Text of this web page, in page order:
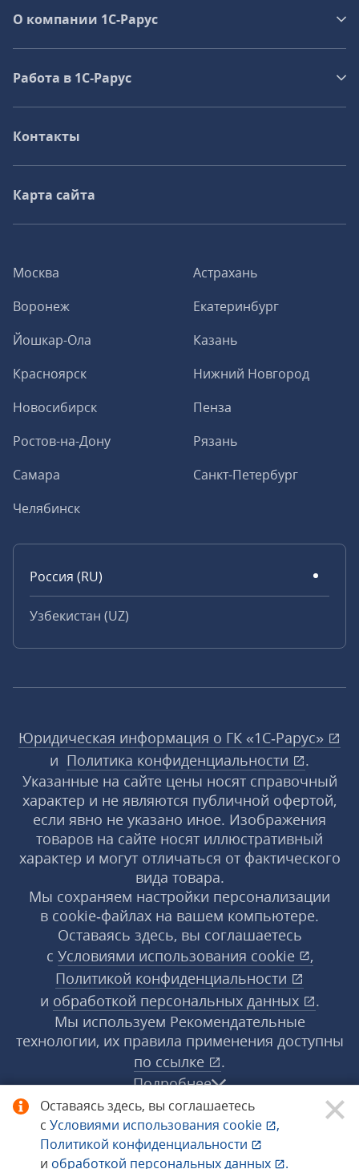
Оставаясь здесь, вы соглашаетесь
с Условиями использования cookie
,
Политикой конфиденциальности
и обработкой персональных данных .
Москва
Астрахань
Воронеж
Екатеринбург
Йошкар-Ола
Казань
Красноярск
Нижний Новгород
Новосибирск
Пенза
Ростов-на-Дону
Рязань
Самара
Санкт-Петербург
Челябинск
Россия (RU)
Узбекистан (UZ)
О компании 1C-Рарус
Работа в 1С‑Рарус
Контакты
Карта сайта
Юридическая информация о ГК «1С‑Рарус»
и Политика конфиденциальности
.
Указанные на сайте цены носят справочный
характер и не являются публичной офертой,
если явно не указано иное. Изображения
товаров на сайте носят иллюстративный
характер и могут отличаться от фактического
вида товара.
Мы сохраняем настройки персонализации
в cookie‑файлах на вашем компьютере.
Оставаясь здесь, вы соглашаетесь
с Условиями использования cookie
,
Политикой конфиденциальности
и обработкой персональных данных
.
Мы используем Рекомендательные
технологии, их правила применения доступны
по ссылке
.
Подробнее
© 1998−2026 «1С‑Рарус» ®. Все права
защищены.